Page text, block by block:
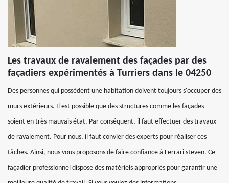
Les travaux de ravalement des façades par des
façadiers expérimentés à Turriers dans le 04250
Des personnes qui possèdent une habitation doivent toujours s'occuper des
murs extérieurs. Il est possible que des structures comme les façades
soient en très mauvais état. Par conséquent, il faut effectuer des travaux
de ravalement. Pour nous, il faut convier des experts pour réaliser ces
tâches. Ainsi, nous vous proposons de faire confiance à Ferrari steven. Ce
façadier professionnel dispose des matériels appropriés pour garantir une